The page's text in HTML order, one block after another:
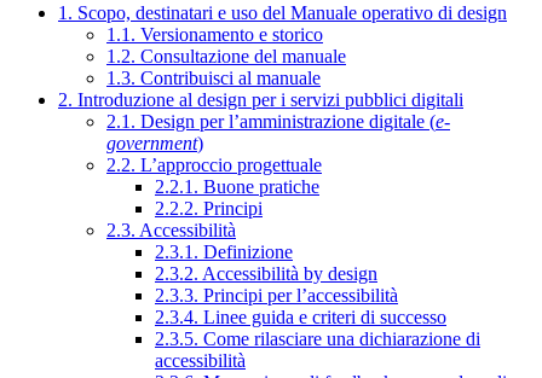
1. Scopo, destinatari e uso del Manuale operativo di design
1.1. Versionamento e storico
1.2. Consultazione del manuale
1.3. Contribuisci al manuale
2. Introduzione al design per i servizi pubblici digitali
2.1. Design per l’amministrazione digitale (e-
government)
2.2. L’approccio progettuale
2.2.1. Buone pratiche
2.2.2. Principi
2.3. Accessibilità
2.3.1. Definizione
2.3.2. Accessibilità by design
2.3.3. Principi per l’accessibilità
2.3.4. Linee guida e criteri di successo
2.3.5. Come rilasciare una dichiarazione di
accessibilità